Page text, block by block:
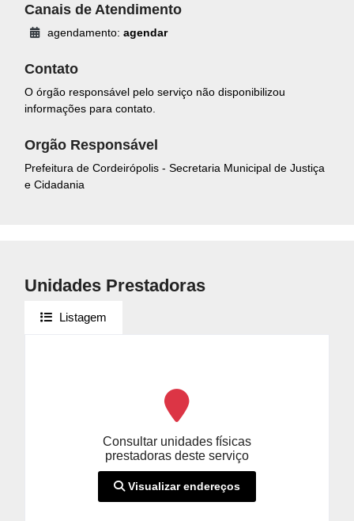
Canais de Atendimento
agendamento: agendar
Contato
O órgão responsável pelo serviço não disponibilizou
informações para contato.
Orgão Responsável
Prefeitura de Cordeirópolis - Secretaria Municipal de Justiça
e Cidadania
Unidades Prestadoras
Listagem
Consultar unidades físicas
prestadoras deste serviço
Visualizar endereços